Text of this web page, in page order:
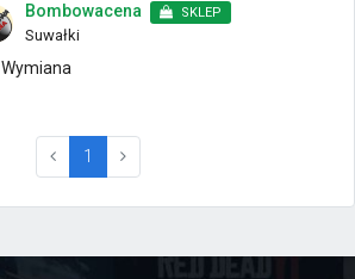
Bombowacena SKLEP
Suwałki
Wymiana
1 (current)